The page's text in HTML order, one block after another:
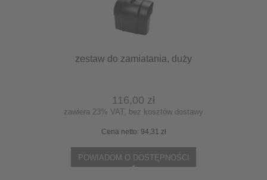
zestaw do zamiatania, duży
116,00 zł
zawiera 23% VAT, bez kosztów dostawy
Cena netto: 94,31 zł
POWIADOM O DOSTĘPNOŚCI